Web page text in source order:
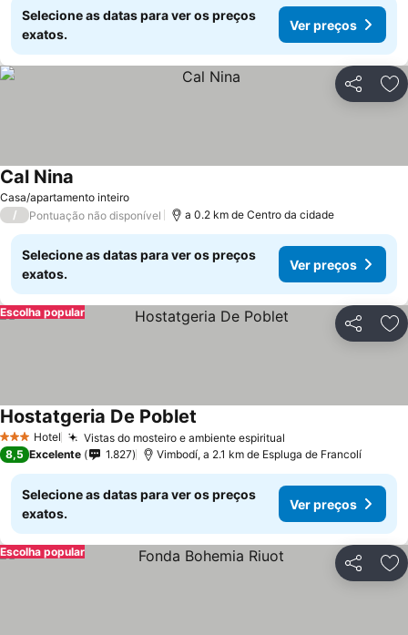
Selecione as datas para ver os preços
exatos.
Ver preços
Partilhar
Casa/apartamento inteiro
Cal Nina
/ Pontuação não disponível a 0.2 km de Centro da cidade
Selecione as datas para ver os preços
exatos.
Ver preços
Partilhar
Escolha popular
3 EstrelasHotel Vistas do mosteiro e ambiente espiritual
Hostatgeria De Poblet
8,5 Excelente 1.827 Vimbodí, a 2.1 km de Espluga de Francolí
Selecione as datas para ver os preços
exatos.
Ver preços
Partilhar
Escolha popular